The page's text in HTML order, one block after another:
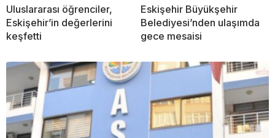
Uluslararası öğrenciler,
Eskişehir’in değerlerini
keşfetti
Eskişehir Büyükşehir
Belediyesi’nden ulaşımda
gece mesaisi